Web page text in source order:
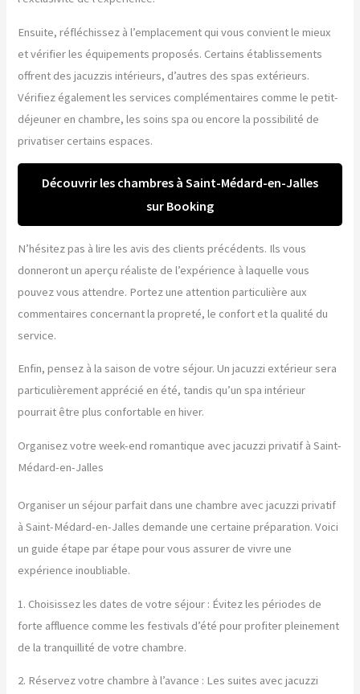
Ensuite, réfléchissez à l’emplacement qui vous convient le mieux
et vérifier les équipements proposés. Certains établissements
offrent des jacuzzis intérieurs, d’autres des spas extérieurs.
Vérifiez également les services complémentaires comme le petit-
déjeuner en chambre, les soins spa ou encore la possibilité de
privatiser certains espaces.
Découvrir les chambres à Saint-Médard-en-Jalles
sur Booking
N’hésitez pas à lire les avis des clients précédents. Ils vous
donneront un aperçu réaliste de l’expérience à laquelle vous
pouvez vous attendre. Portez une attention particulière aux
commentaires concernant la propreté, le confort et la qualité du
service.
Enfin, pensez à la saison de votre séjour. Un jacuzzi extérieur sera
particulièrement apprécié en été, tandis qu’un spa intérieur
pourrait être plus confortable en hiver.
Organisez votre week-end romantique avec jacuzzi privatif à Saint-
Médard-en-Jalles
Organiser un séjour parfait dans une chambre avec jacuzzi privatif
à Saint-Médard-en-Jalles demande une certaine préparation. Voici
un guide étape par étape pour vous assurer de vivre une
expérience inoubliable.
1. Choisissez les dates de votre séjour : Évitez les périodes de
forte affluence comme les festivals d’été pour profiter pleinement
de la tranquillité de votre chambre.
2. Réservez votre chambre à l’avance : Les suites avec jacuzzi